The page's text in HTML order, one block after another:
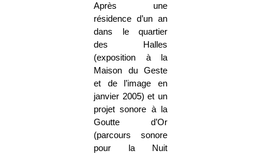
Après une
résidence d’un an
dans le quartier
des Halles
(exposition à la
Maison du Geste
et de l’image en
janvier 2005) et un
projet sonore à la
Goutte d’Or
(parcours sonore
pour la Nuit